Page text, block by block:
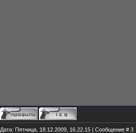
Дата: Пятница, 18.12.2009, 16.22.15 | Сообщение # 3